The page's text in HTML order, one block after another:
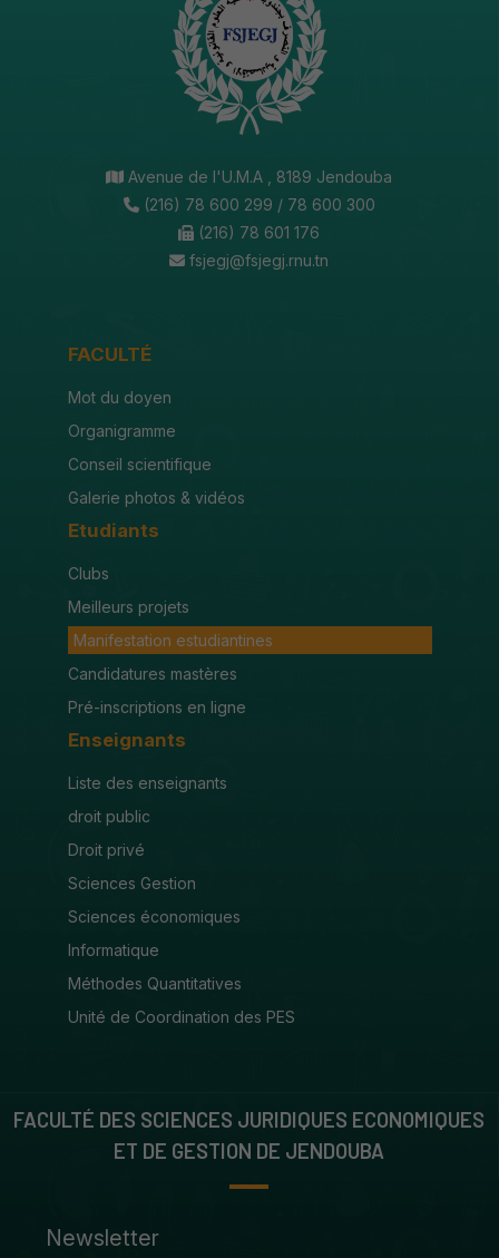
Avenue de l'U.M.A , 8189 Jendouba
(216) 78 600 299 / 78 600 300
(216) 78 601 176
fsjegj@fsjegj.rnu.tn
FACULTÉ
Mot du doyen
Organigramme
Conseil scientifique
Galerie photos & vidéos
Etudiants
Clubs
Meilleurs projets
Manifestation estudiantines
Candidatures mastères
Pré-inscriptions en ligne
Enseignants
Liste des enseignants
droit public
Droit privé
Sciences Gestion
Sciences économiques
Informatique
Méthodes Quantitatives
Unité de Coordination des PES
FACULTÉ DES SCIENCES JURIDIQUES ECONOMIQUES
ET DE GESTION DE JENDOUBA
Newsletter